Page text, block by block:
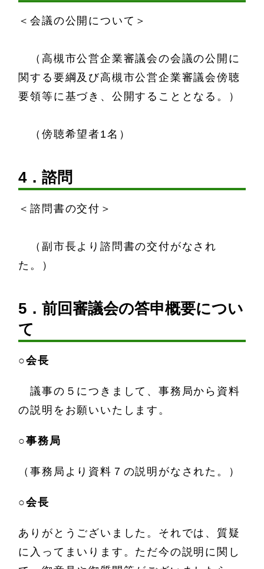
＜会議の公開について＞
（高槻市公営企業審議会の会議の公開に
関する要綱及び高槻市公営企業審議会傍聴
要領等に基づき、公開することとなる。）
（傍聴希望者1名）
4．諮問
＜諮問書の交付＞
（副市長より諮問書の交付がなされ
た。）
5．前回審議会の答申概要につい
て
○会長
議事の５につきまして、事務局から資料
の説明をお願いいたします。
○事務局
（事務局より資料７の説明がなされた。）
○会長
ありがとうございました。それでは、質疑
に入ってまいります。ただ今の説明に関し